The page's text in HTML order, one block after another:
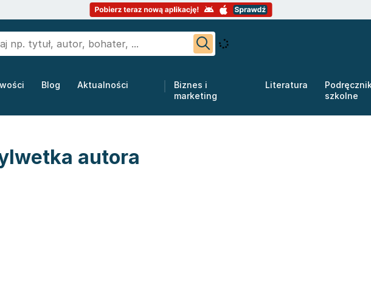
Blog Aktualności
Biznes i
marketing
Literatura
szkolne
autora